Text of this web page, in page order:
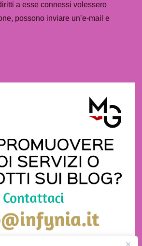
a esse connessi volessero
possono inviare un’e-mail e